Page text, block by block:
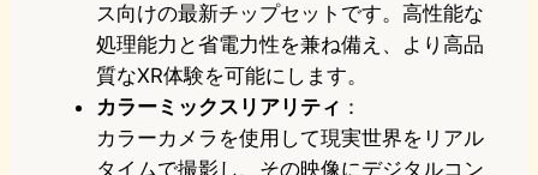
ス向けの最新チップセットです。高性能な
処理能力と省電力性を兼ね備え、より高品
質なXR体験を可能にします。
カラーミックスリアリティ ：
カラーカメラを使用して現実世界をリアル
タイムで撮影し、その映像にデジタルコン